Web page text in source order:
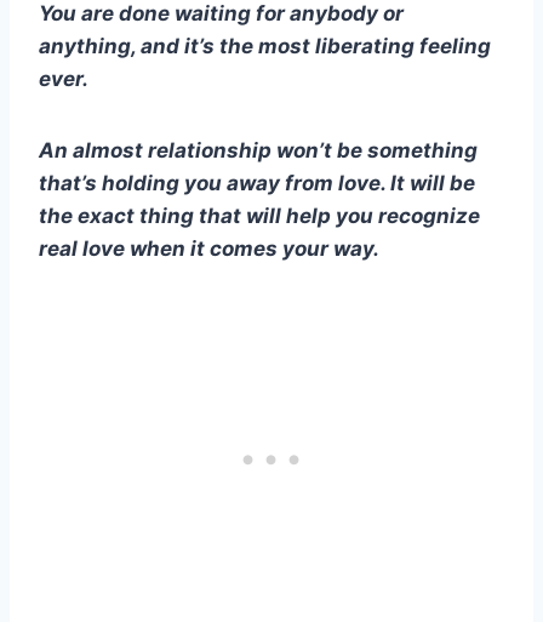
You are done waiting for anybody or
anything, and it’s the most liberating feeling
ever.
An almost relationship won’t be something
that’s holding you away from love. It will be
the exact thing that will help you recognize
real love when it comes your way.